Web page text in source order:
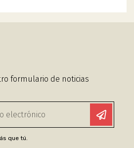
formulario de noticias
que tú.